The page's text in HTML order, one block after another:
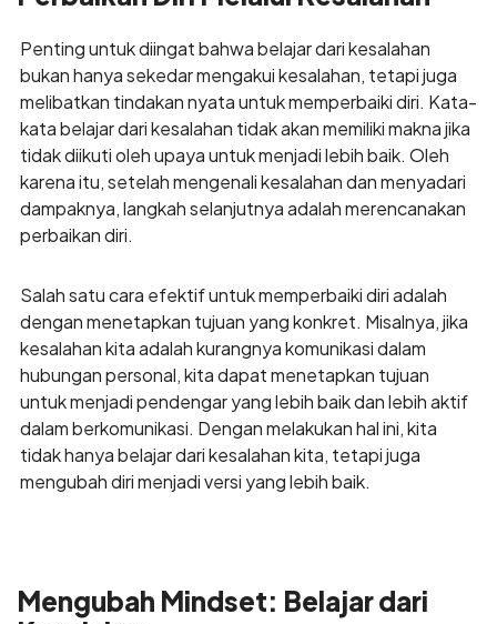
Penting untuk diingat bahwa belajar dari kesalahan
bukan hanya sekedar mengakui kesalahan, tetapi juga
melibatkan tindakan nyata untuk memperbaiki diri. Kata-
kata belajar dari kesalahan tidak akan memiliki makna jika
tidak diikuti oleh upaya untuk menjadi lebih baik. Oleh
karena itu, setelah mengenali kesalahan dan menyadari
dampaknya, langkah selanjutnya adalah merencanakan
perbaikan diri.
Salah satu cara efektif untuk memperbaiki diri adalah
dengan menetapkan tujuan yang konkret. Misalnya, jika
kesalahan kita adalah kurangnya komunikasi dalam
hubungan personal, kita dapat menetapkan tujuan
untuk menjadi pendengar yang lebih baik dan lebih aktif
dalam berkomunikasi. Dengan melakukan hal ini, kita
tidak hanya belajar dari kesalahan kita, tetapi juga
mengubah diri menjadi versi yang lebih baik.
Mengubah Mindset: Belajar dari